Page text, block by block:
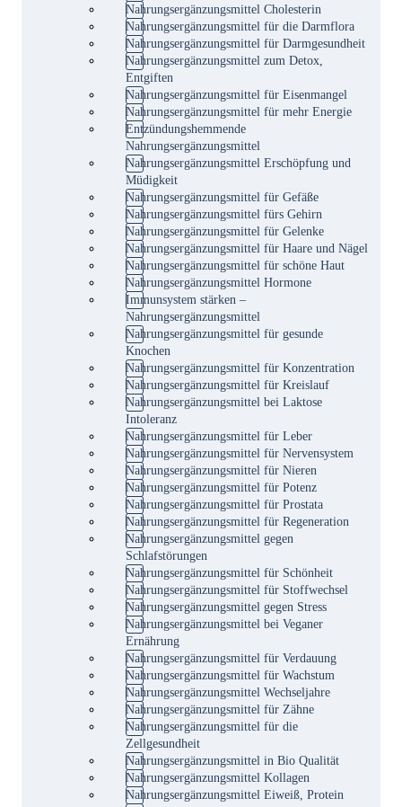
Nahrungsergänzungsmittel Cholesterin
Nahrungsergänzungsmittel für die Darmflora
Nahrungsergänzungsmittel für Darmgesundheit
Nahrungsergänzungsmittel zum Detox,
Entgiften
Nahrungsergänzungsmittel für Eisenmangel
Nahrungsergänzungsmittel für mehr Energie
Entzündungshemmende
Nahrungsergänzungsmittel
Nahrungsergänzungsmittel Erschöpfung und
Müdigkeit
Nahrungsergänzungsmittel für Gefäße
Nahrungsergänzungsmittel fürs Gehirn
Nahrungsergänzungsmittel für Gelenke
Nahrungsergänzungsmittel für Haare und Nägel
Nahrungsergänzungsmittel für schöne Haut
Nahrungsergänzungsmittel Hormone
Immunsystem stärken –
Nahrungsergänzungsmittel
Nahrungsergänzungsmittel für gesunde
Knochen
Nahrungsergänzungsmittel für Konzentration
Nahrungsergänzungsmittel für Kreislauf
Nahrungsergänzungsmittel bei Laktose
Intoleranz
Nahrungsergänzungsmittel für Leber
Nahrungsergänzungsmittel für Nervensystem
Nahrungsergänzungsmittel für Nieren
Nahrungsergänzungsmittel für Potenz
Nahrungsergänzungsmittel für Prostata
Nahrungsergänzungsmittel für Regeneration
Nahrungsergänzungsmittel gegen
Schlafstörungen
Nahrungsergänzungsmittel für Schönheit
Nahrungsergänzungsmittel für Stoffwechsel
Nahrungsergänzungsmittel gegen Stress
Nahrungsergänzungsmittel bei Veganer
Ernährung
Nahrungsergänzungsmittel für Verdauung
Nahrungsergänzungsmittel für Wachstum
Nahrungsergänzungsmittel Wechseljahre
Nahrungsergänzungsmittel für Zähne
Nahrungsergänzungsmittel für die
Zellgesundheit
Nahrungsergänzungsmittel in Bio Qualität
Nahrungsergänzungsmittel Kollagen
Nahrungsergänzungsmittel Eiweiß, Protein